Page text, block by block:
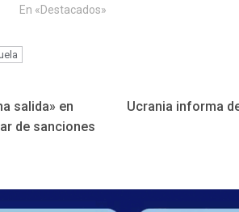
En «Destacados»
salida» en
de sanciones
Ucrania informa